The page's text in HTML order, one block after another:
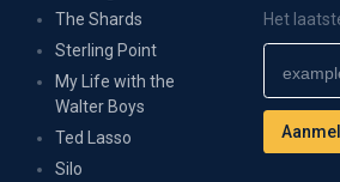
The Shards
Sterling Point
My Life with the
Walter Boys
Ted Lasso
Silo
Het